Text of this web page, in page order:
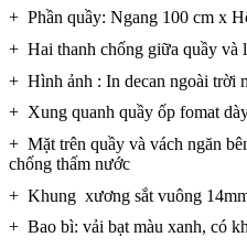
+ Phần quầy: Ngang 100 cm x
+ Hai thanh chống giữa quầy và
+ Hình ảnh : In decan ngoài trời
+ Xung quanh quầy ốp fomat
+ Mặt trên quầy và vách ngăn
chống thấm nước
+ Khung xương sắt vuông
+ Bao bì: vải bạt màu xanh, có